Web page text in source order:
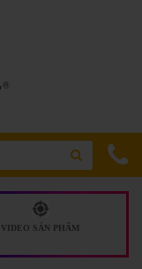
VIDEO SẢN PHẨM